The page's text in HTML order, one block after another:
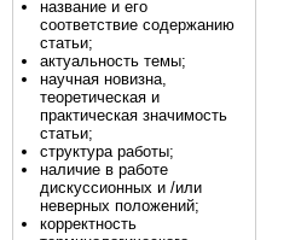
название и его
соответствие содержанию
статьи;
актуальность темы;
научная новизна,
теоретическая и
практическая значимость
статьи;
структура работы;
наличие в работе
дискуссионных и /или
неверных положений;
корректность